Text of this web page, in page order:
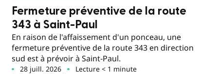
Fermeture préventive de la route
343 à Saint-Paul
En raison de l'affaissement d'un ponceau, une
fermeture préventive de la route 343 en direction
sud est à prévoir à Saint-Paul.
28 juill. 2026 Lecture < 1 minute